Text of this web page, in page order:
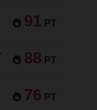
91 PT
88 PT
76 PT